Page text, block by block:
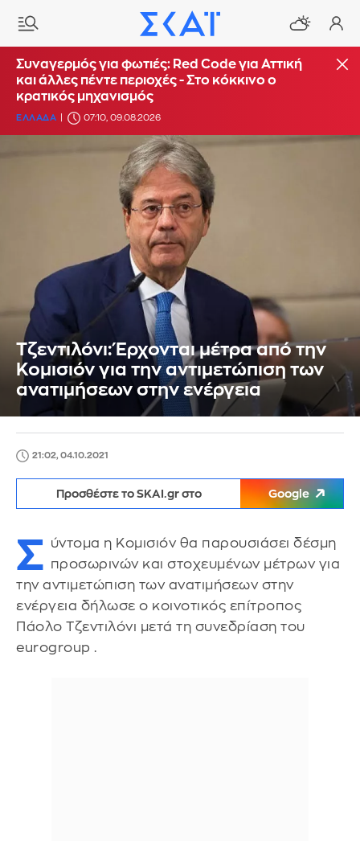
Συναγερμός για φωτιές: Red Code για Αττική
και άλλες πέντε περιοχές - Στο κόκκινο ο
κρατικός μηχανισμός
ΕΛΛΑΔΑ 07:10, 09.08.2026
Τζεντιλόνι: Έρχονται μέτρα από την
Κομισιόν για την αντιμετώπιση των
ανατιμήσεων στην ενέργεια
21:02, 04.10.2021
Προσθέστε το SKAI.gr στο Google
Σ ύντομα η Κομισιόν θα παρουσιάσει δέσμη
προσωρινών και στοχευμένων μέτρων για
την αντιμετώπιση των ανατιμήσεων στην
ενέργεια δήλωσε ο κοινοτικός επίτροπος
Πάολο Τζεντιλόνι μετά τη συνεδρίαση του
eurogroup .